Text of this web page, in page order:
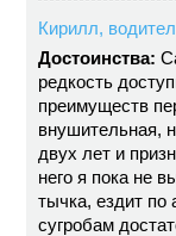
Кирилл,
Достоинства:
редкость
преимуществ
внушительная,
двух лет и
него я пока не
тычка, ездит по
сугробам